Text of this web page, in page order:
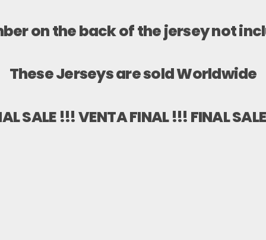
on the back of the jersey not
These Jerseys aresold Worldwide
SALE !!! VENTA FINAL !!! FINAL